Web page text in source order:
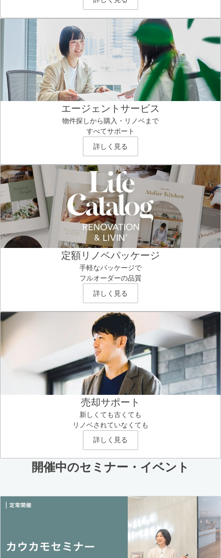
エージェントサービス
物件探しから購入・リノベまで
すべてサポート
詳しく見る
定額リノベパッケージ
手軽なパッケージで
フルオーダーの品質
詳しく見る
売却サポート
新しくても古くても
リノベされていなくても
詳しく見る
開催中のセミナー・イベント